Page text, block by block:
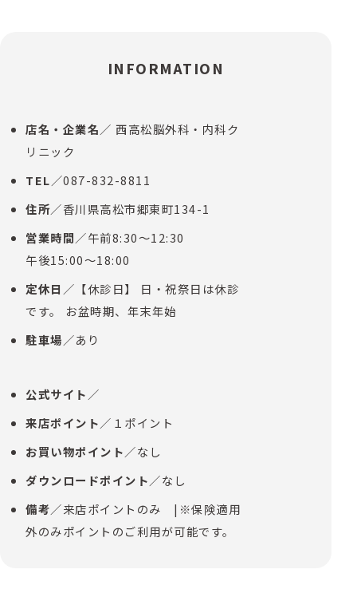
INFORMATION
店名・企業名／ 西高松脳外科・内科ク
リニック
TEL／087-832-8811
住所／香川県高松市郷東町134-1
営業時間／午前8:30～12:30
午後15:00～18:00
定休日 ／【休診日】 日・祝祭日は休診
です。 お盆時期、年末年始
駐車場／あり
公式サイト／
来店ポイント／１ポイント
お買い物ポイント／なし
ダウンロードポイント／なし
備考／来店ポイントのみ |※保険適用
外のみポイントのご利用が可能です。